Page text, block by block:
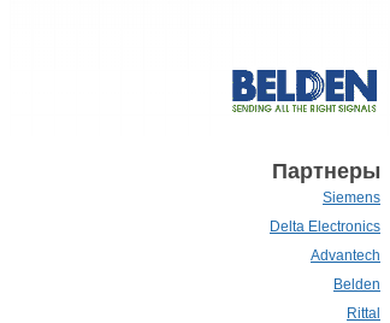
Партнеры
Siemens
Delta Electronics
Advantech
Belden
Rittal